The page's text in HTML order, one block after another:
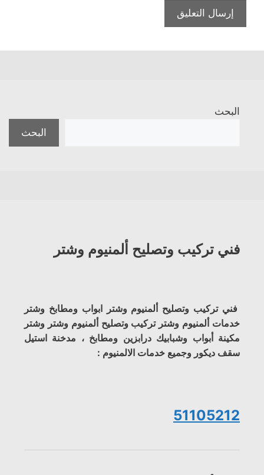
البحث
البحث
فني تركيب وتصليح ألمنيوم وشتر
فني تركيب وتصليح ألمنيوم وشتر ابواب ومطابخ وشتر
خدمات ألمنيوم وشتر تركيب وتصليح ألمنيوم وشتر وشتر
مكينة أبواب وشبابيك درابزين ومطابخ ، مدخنة استيل
سقف ديكور وجميع خدمات الالمنيوم :
51105212